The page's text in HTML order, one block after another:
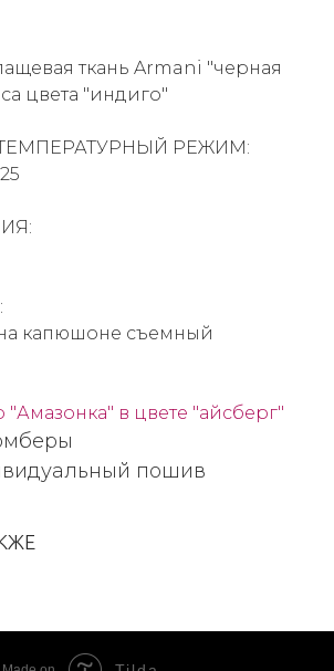
ткань Armani "черная
цвета "индиго"
РЕЖИМ:
капюшоне съемный
в цвете "айсберг"
пошив